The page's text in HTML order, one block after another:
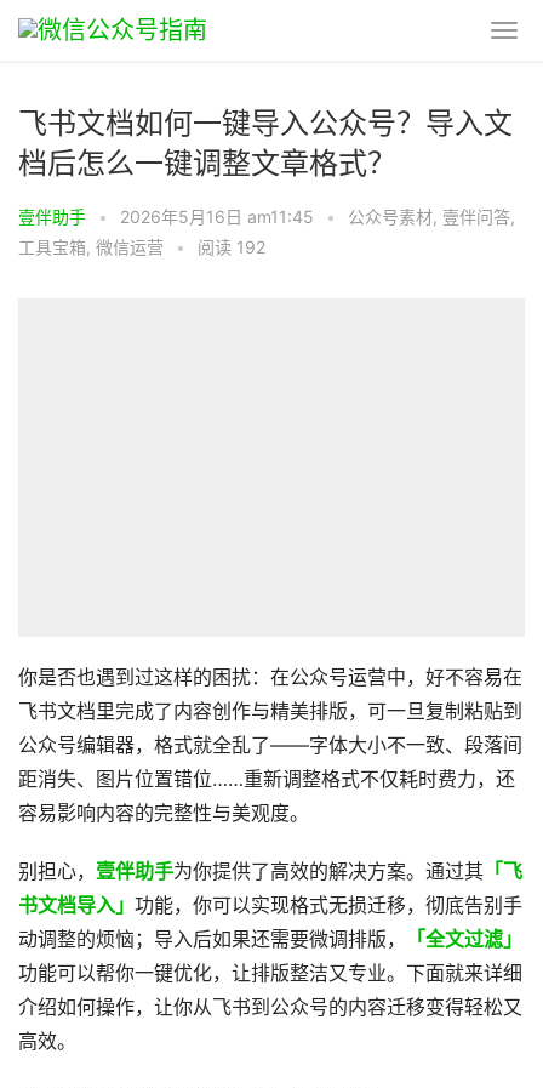
飞书文档如何一键导入公众号？导入文
档后怎么一键调整文章格式？
壹伴助手 • 2026年5月16日 am11:45 • 公众号素材, 壹伴问答,
工具宝箱, 微信运营 • 阅读 192
你是否也遇到过这样的困扰：在公众号运营中，好不容易在
飞书文档里完成了内容创作与精美排版，可一旦复制粘贴到
公众号编辑器，格式就全乱了——字体大小不一致、段落间
距消失、图片位置错位……重新调整格式不仅耗时费力，还
容易影响内容的完整性与美观度。
别担心， 壹伴助手为你提供了高效的解决方案。通过其 「飞
书文档导入」 功能，你可以实现格式无损迁移，彻底告别手
动调整的烦恼；导入后如果还需要微调排版，
「全文过滤」
功能可以帮你一键优化，让排版整洁又专业。下面就来详细
介绍如何操作，让你从飞书到公众号的内容迁移变得轻松又
高效。